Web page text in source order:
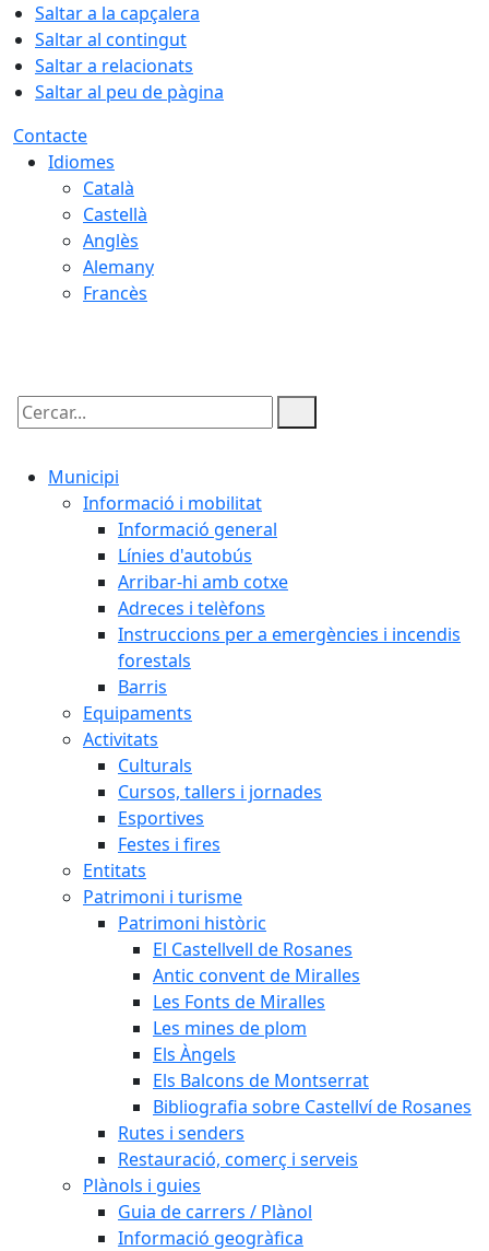
Saltar a la capçalera
Saltar al contingut
Saltar a relacionats
Saltar al peu de pàgina
Contacte
Idiomes
Català
Castellà
Anglès
Alemany
Francès
Cercar:
Municipi
Informació i mobilitat
Informació general
Línies d'autobús
Arribar-hi amb cotxe
Adreces i telèfons
Instruccions per a emergències i incendis
forestals
Barris
Equipaments
Activitats
Culturals
Cursos, tallers i jornades
Esportives
Festes i fires
Entitats
Patrimoni i turisme
Patrimoni històric
El Castellvell de Rosanes
Antic convent de Miralles
Les Fonts de Miralles
Les mines de plom
Els Àngels
Els Balcons de Montserrat
Bibliografia sobre Castellví de Rosanes
Rutes i senders
Restauració, comerç i serveis
Plànols i guies
Guia de carrers / Plànol
Informació geogràfica